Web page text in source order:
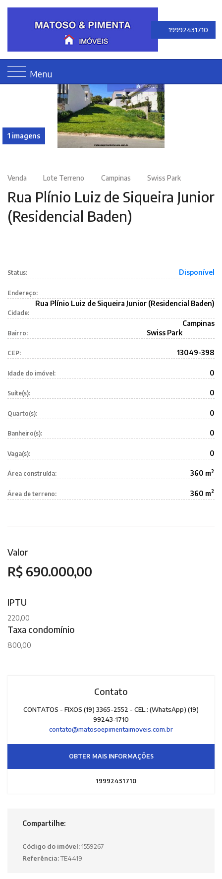
19992431710
Menu
1 imagens
Venda Lote Terreno Campinas Swiss Park
Rua Plínio Luiz de Siqueira Junior
(Residencial Baden)
Status: Disponível
Endereço:
Rua Plínio Luiz de Siqueira Junior (Residencial Baden)
Cidade:
Campinas
Bairro: Swiss Park
CEP: 13049-398
Idade do imóvel: 0
Suíte(s): 0
Quarto(s): 0
Banheiro(s): 0
Vaga(s): 0
Área construída: 360 m2
Área de terreno: 360 m2
Valor
R$ 690.000,00
IPTU
220,00
Taxa condomínio
800,00
Contato
CONTATOS - FIXOS (19) 3365-2552 - CEL.: (WhatsApp) (19)
99243-1710
contato@matosoepimentaimoveis.com.br
OBTER MAIS INFORMAÇÕES
19992431710
Compartilhe:
Código do imóvel:1559267
Referência:TE4419